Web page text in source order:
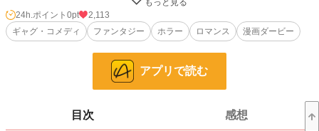
一般男性向け 2,372 位 / 2,372 件
お気に入り 32
2025.06.20 19:00
24h.ポイント 0pt
2,113
ギャグ・コメディ
ファンタジー ホラー ロマンス 漫画ダービー
アプリで読む
目次 感想